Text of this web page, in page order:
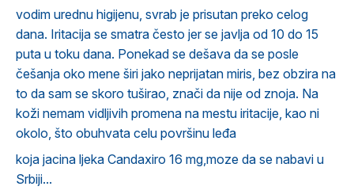
vodim urednu higijenu, svrab je prisutan preko celog
dana. Iritacija se smatra često jer se javlja od 10 do 15
puta u toku dana. Ponekad se dešava da se posle
češanja oko mene širi jako neprijatan miris, bez obzira na
to da sam se skoro tuširao, znači da nije od znoja. Na
koži nemam vidljivih promena na mestu iritacije, kao ni
okolo, što obuhvata celu površinu leđa
koja jacina ljeka Candaxiro 16 mg,moze da se nabavi u
Srbiji...